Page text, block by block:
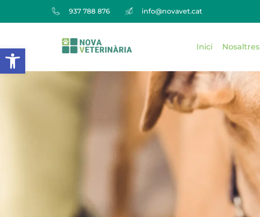
937 788 876 info@novavet.cat
Inici Nosaltres
Obre la barra d'eines